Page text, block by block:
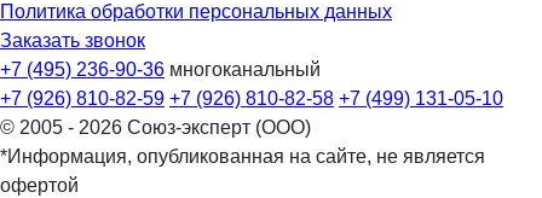
Политика обработки персональных данных
Заказать звонок
+7 (495) 236-90-36 многоканальный
+7 (926) 810-82-59 +7 (926) 810-82-58 +7 (499) 131-05-10
© 2005 - 2026 Союз-эксперт (ООО)
*Информация, опубликованная на сайте, не является
офертой